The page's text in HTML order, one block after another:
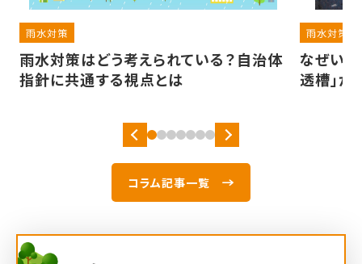
雨水対策
雨水対策はどう考えられている？自治体
指針に共通する視点とは
雨水対策
なぜい
透槽」
コラム記事一覧